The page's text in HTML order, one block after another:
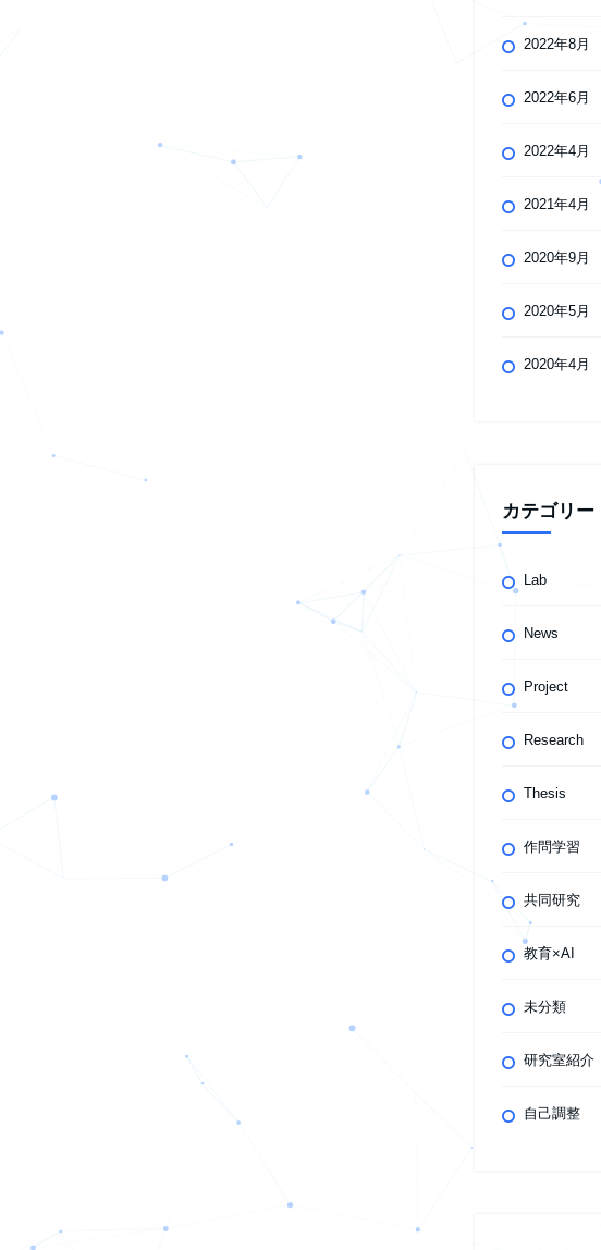
2022年8月
2022年6月
2022年4月
2021年4月
2020年9月
2020年5月
2020年4月
カテゴリー
Lab
News
Project
Research
Thesis
作問学習
共同研究
教育×AI
未分類
研究室紹介
自己調整